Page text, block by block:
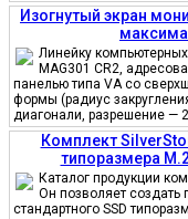
Изогнутый экран
Линейку
MAG301 CR2,
панелью типа VA со
формы (радиус
диагонали, разрешение —
Комплект
типоразмера
Каталог продукции
Он позволяет создать
стандартного SSD